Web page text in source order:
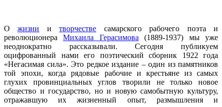
Ожизни итворчестве самарского рабочего поэта и
революционераМихаила Герасимова (1889-1937) мы уже
неоднократно рассказывали. Сегодня публикуем
оцифрованный нами его поэтический сборник 1922 года
«Негасимая сила». Это редкое издание – один из памятников
той эпохи, когда рядовые рабочие и крестьяне из самых
глухих провинциальных углов творили не только новое
общество и государство, но и новую самобытную культуру,
отражавшую их жизненный опыт, размышления и